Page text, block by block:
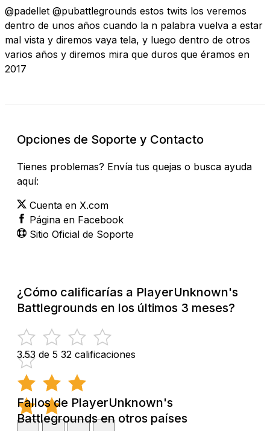
@padellet @pubattlegrounds estos twits los veremos
dentro de unos años cuando la n palabra vuelva a estar
mal vista y diremos vaya tela, y luego dentro de otros
varios años y diremos mira que duros que éramos en
2017
Opciones de Soporte y Contacto
Tienes problemas? Envía tus quejas o busca ayuda
aquí:
Cuenta en X.com
Página en Facebook
Sitio Oficial de Soporte
¿Cómo calificarías a PlayerUnknown's
Battlegrounds en los últimos 3 meses?
3.53 de 5 32 calificaciones
Fallos de PlayerUnknown's
Battlegrounds en otros países